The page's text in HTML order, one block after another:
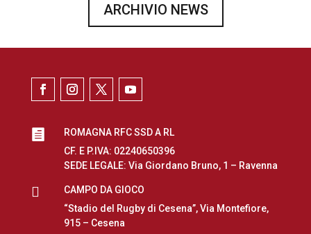
ARCHIVIO NEWS

ROMAGNA RFC SSD A RL
CF. E P.IVA: 02240650396
SEDE LEGALE: Via Giordano Bruno, 1 – Ravenna

CAMPO DA GIOCO
“Stadio del Rugby di Cesena”, Via Montefiore,
915 – Cesena